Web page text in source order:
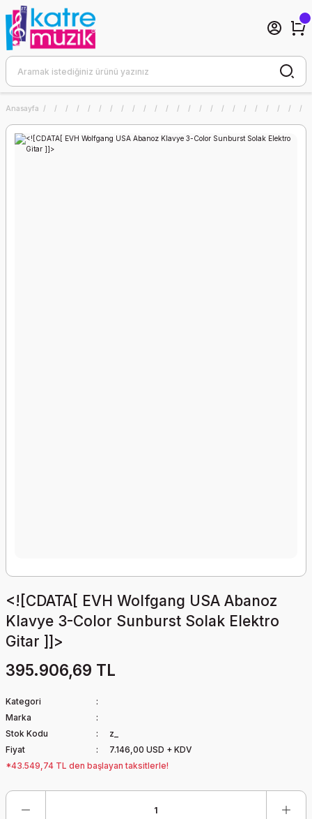
Anasayfa
<![CDATA[ EVH Wolfgang USA Abanoz
Klavye 3-Color Sunburst Solak Elektro
Gitar ]]>
395.906,69 TL
Kategori
Marka
Stok Kodu
z_
Fiyat
7.146,00 USD + KDV
*43.549,74 TL den başlayan taksitlerle!